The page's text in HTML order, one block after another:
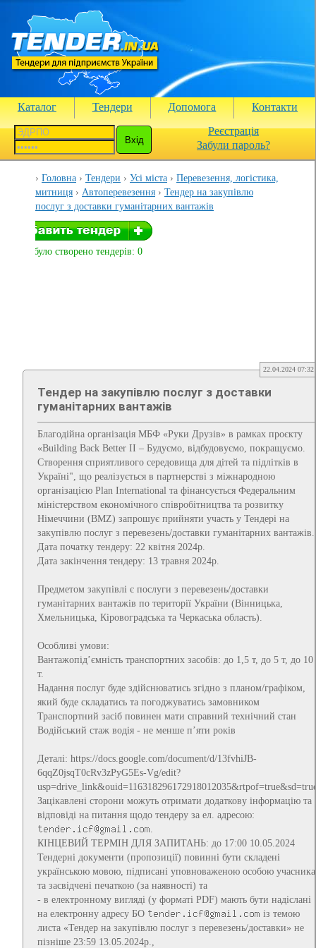
Каталог Тендери Допомога
Контакти
Реєстрація
Забули пароль?
Головна Тендери Усі міста
Перевезення, логістика,
митниця
Автоперевезення
Тендер на закупівлю
послуг з доставки гуманітарних вантажів
Вами було створено тендерів: 0
22.04.2024 07:32
Тендер на закупівлю послуг з доставки
гуманітарних вантажів
Благодійна організація МБФ «Руки Друзів» в рамках проєкту
«Building Вack Вetter ІІ – Будуємо, відбудовуємо, покращуємо.
Створення сприятливого середовища для дітей та підлітків в
Україні", що реалізується в партнерстві з міжнародною
організацією Plan International та фінансується Федеральним
міністерством економічного співробітництва та розвитку
Німеччини (BMZ) запрошує прийняти участь у Тендері на
закупівлю послуг з перевезень/доставки гуманітарних вантажів.
Дата початку тендеру: 22 квітня 2024р.
Дата закінчення тендеру: 13 травня 2024р.
Предметом закупівлі є послуги з перевезень/доставки
гуманітарних вантажів по території України (Вінницька,
Хмельницька, Кіровоградська та Черкаська область).
Особливі умови:
Вантажопід’ємність транспортних засобів: до 1,5 т, до 5 т, до 10
т.
Надання послуг буде здійснюватись згідно з планом/графіком,
який буде складатись та погоджуватись замовником
Транспортний засіб повинен мати справний технічний стан
Водійський стаж водія - не менше п’яти років
Деталі: https://docs.google.com/document/d/13fvhiJB-
6qqZ0jsqT0cRv3zPyG5Es-Vg/edit?
Зацікавлені сторони можуть отримати додаткову інформацію та
відповіді на питання щодо тендеру за ел. адресою:
КІНЦЕВИЙ ТЕРМІН ДЛЯ ЗАПИТАНЬ: до 17:00 10.05.2024
Тендерні документи (пропозиції) повинні бути складені
українською мовою, підписані уповноваженою особою учасника
та засвідчені печаткою (за наявності) та
- в електронному вигляді (у форматі PDF) мають бути надіслані
на електронну адресу БО
із темою
листа «Тендер на закупівлю послуг з перевезень/доставки» не
пізніше 23:59 13.05.2024р.,